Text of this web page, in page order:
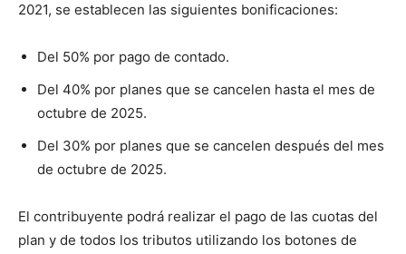
2021, se establecen las siguientes bonificaciones:
Del 50% por pago de contado.
Del 40% por planes que se cancelen hasta el mes de
octubre de 2025.
Del 30% por planes que se cancelen después del mes
de octubre de 2025.
El contribuyente podrá realizar el pago de las cuotas del
plan y de todos los tributos utilizando los botones de